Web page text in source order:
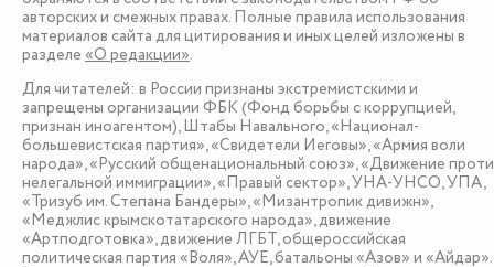
авторских и смежных правах. Полные правила использования
материалов сайта для цитирования и иных целей изложены в
разделе «О редакции».
Для читателей: в России признаны экстремистскими и
запрещены организации ФБК (Фонд борьбы с коррупцией,
признан иноагентом), Штабы Навального, «Национал-
большевистская партия», «Свидетели Иеговы», «Армия воли
народа», «Русский общенациональный союз», «Движение
нелегальной иммиграции», «Правый сектор», УНА-УНСО, УПА,
«Тризуб им. Степана Бандеры», «Мизантропик дивижн»,
«Меджлис крымскотатарского народа», движение
«Артподготовка», движение ЛГБТ, общероссийская
политическая партия «Воля», АУЕ, батальоны «Азов» и «Айдар».